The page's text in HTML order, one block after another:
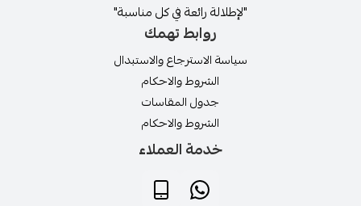
"لإطلالة رائعة في كل مناسبة"
روابط تهمك
سياسة الاسترجاع والاستبدال
الشروط والاحكام
جدول المقاسات
الشروط والاحكام
خدمة العملاء